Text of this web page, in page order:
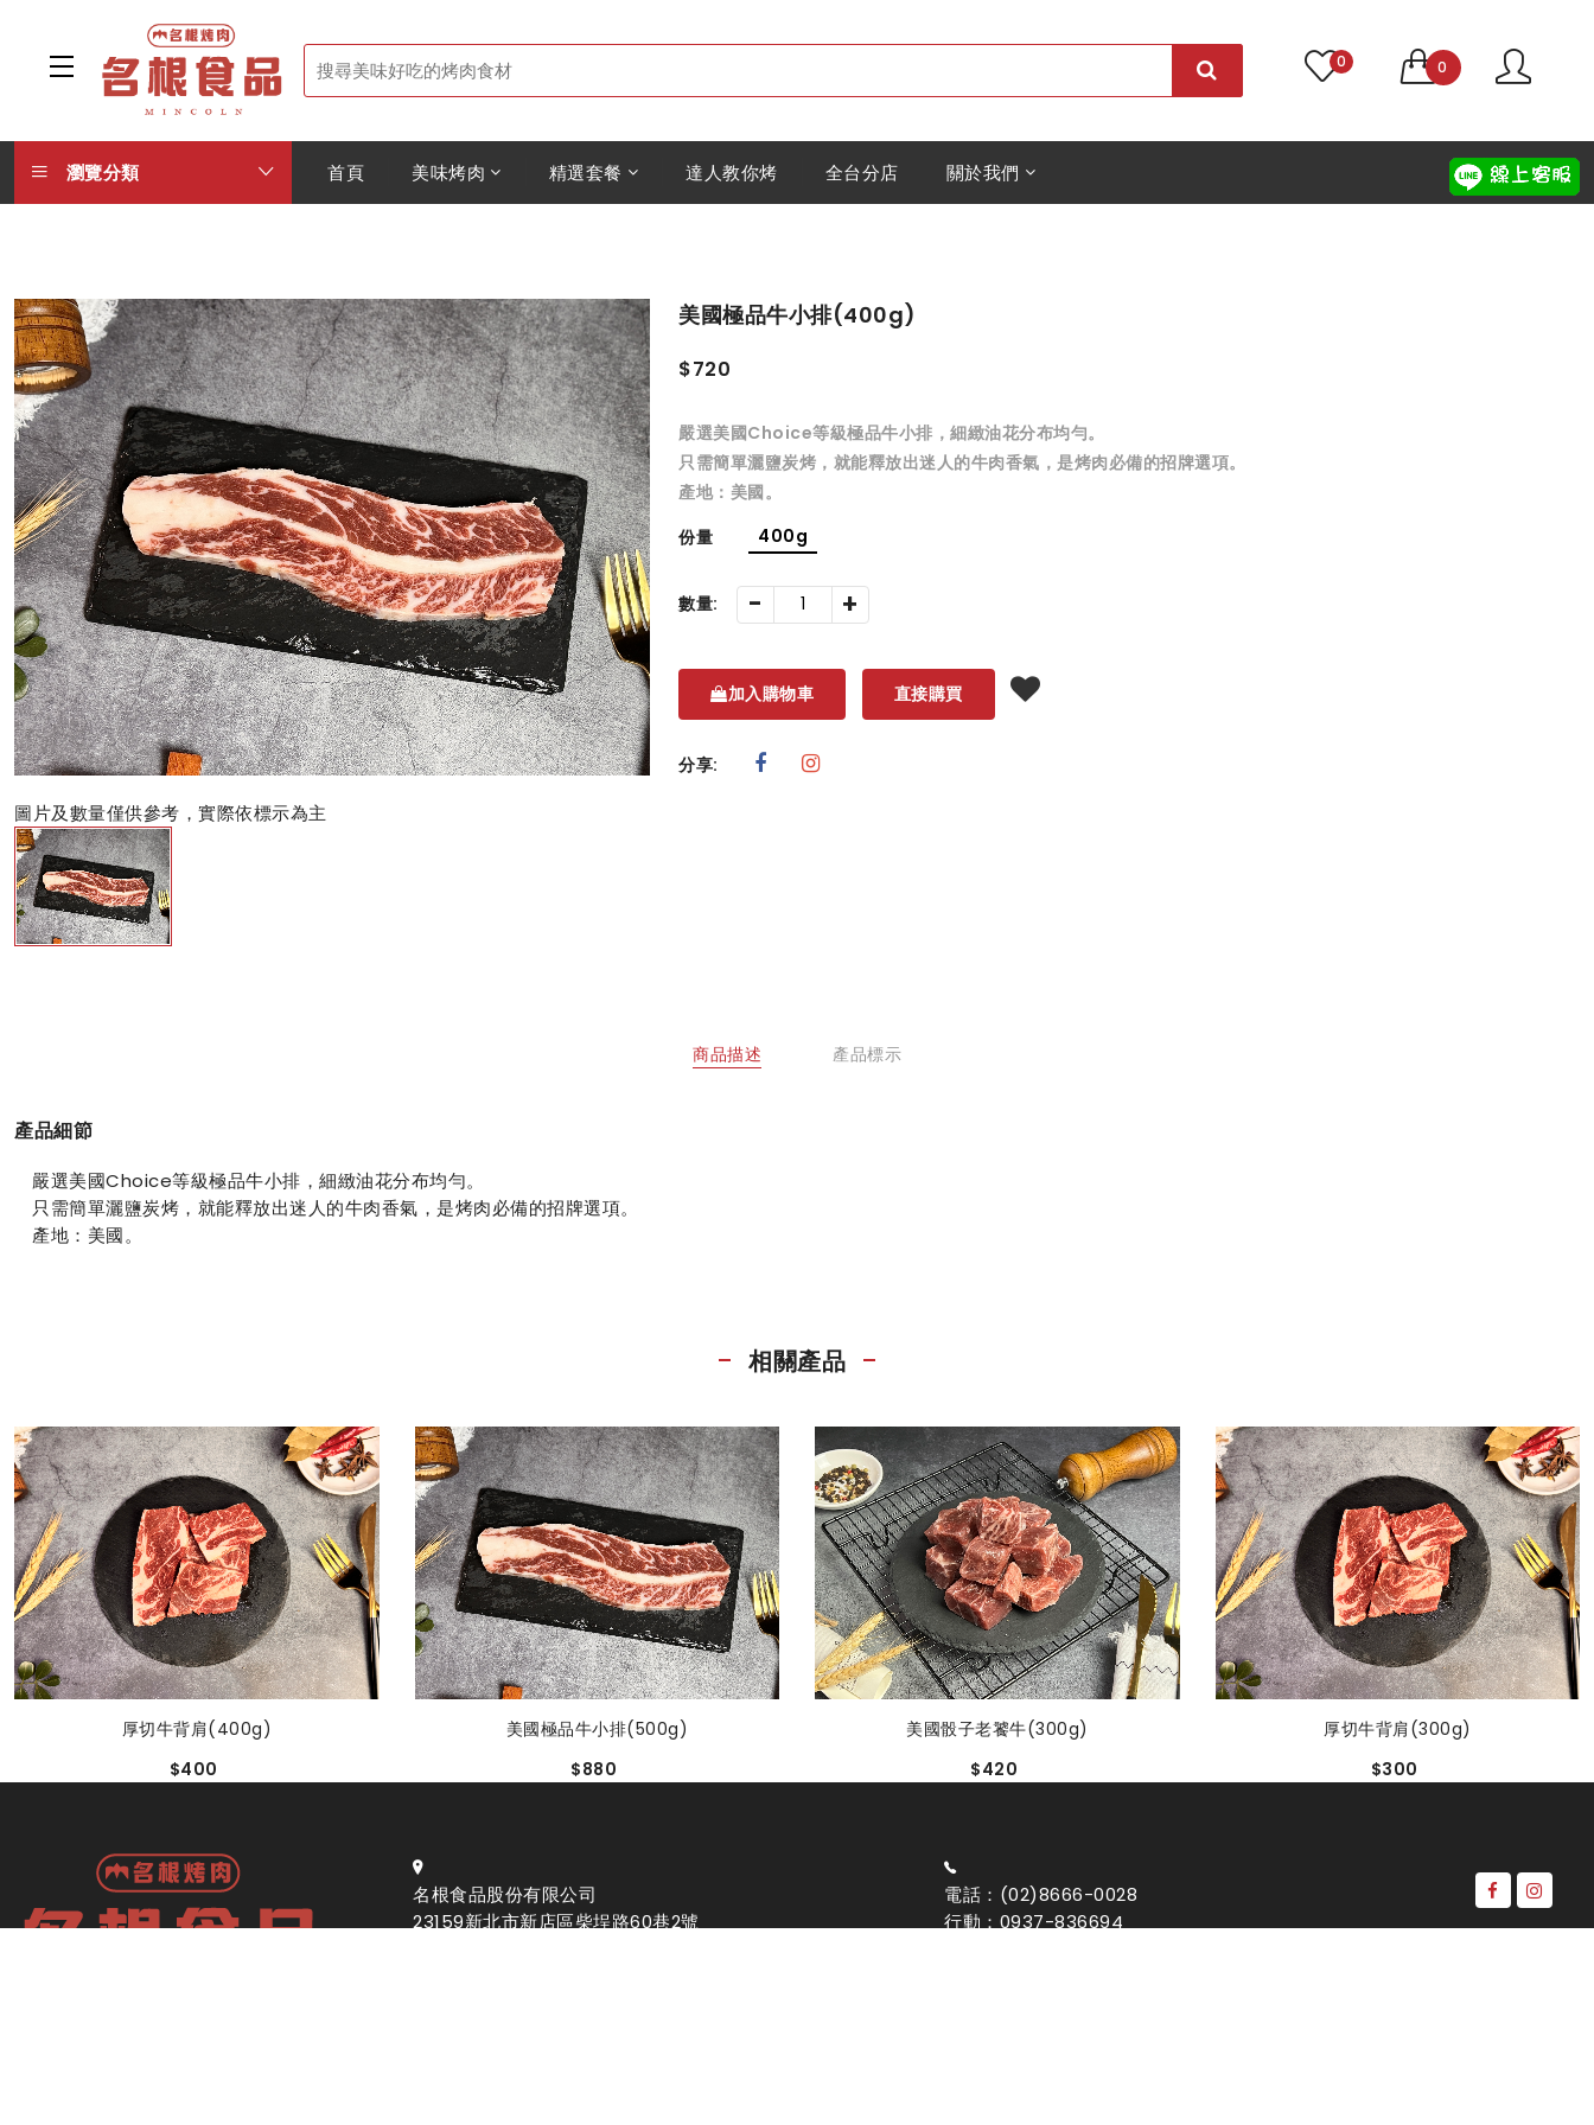
0 0
瀏覽分類 首頁 美味烤肉 精選套餐 達人教你烤 全台分店 關於我們
圖片及數量僅供參考，實際依標示為主
美國極品牛小排(400g)
$720
嚴選美國Choice等級極品牛小排，細緻油花分布均勻。
只需簡單灑鹽炭烤，就能釋放出迷人的牛肉香氣，是烤肉必備的招牌選項。
產地：美國。
份量
400g
數量: - +
加入購物車 直接購買
分享:
商品描述 產品標示
產品細節
嚴選美國Choice等級極品牛小排，細緻油花分布均勻。
只需簡單灑鹽炭烤，就能釋放出迷人的牛肉香氣，是烤肉必備的招牌選項。
產地：美國。
相關產品
厚切牛背肩(400g)
$400
美國極品牛小排(500g)
$880
美國骰子老饕牛(300g)
$420
厚切牛背肩(300g)
$300
名根食品股份有限公司
23159新北市新店區柴埕路60巷2號
電話：(02)8666-0028
行動：0937-836694